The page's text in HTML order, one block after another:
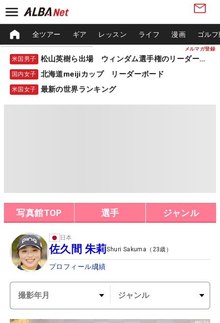
メルマガ登録
全ツアー ギア レッスン ライフ 漫画 ゴル
米国男子 松山英樹ら出場 ウィンダム選手権のリーダーボード
国内女子 北海道meijiカップ リーダーボード
米国女子 最新の世界ランキング
写真館TOP 選手 ジャンル
日本
佐久間 朱莉Shuri Sakuma （ 23歳）
プロフィール成績